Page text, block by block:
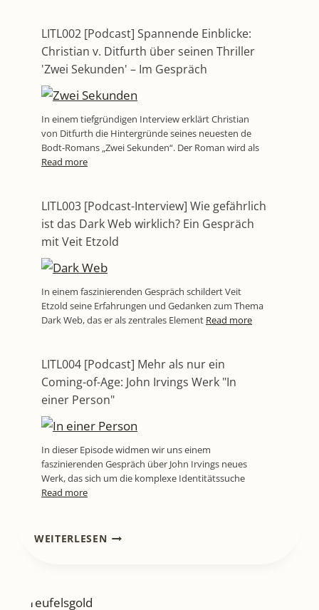
LITL002 [Podcast] Spannende Einblicke:
Christian v. Ditfurth über seinen Thriller
'Zwei Sekunden' – Im Gespräch
In einem tiefgründigen Interview erklärt Christian
von Ditfurth die Hintergründe seines neuesten de
Bodt-Romans „Zwei Sekunden“. Der Roman wird als
Read more
LITL003 [Podcast-Interview] Wie gefährlich
ist das Dark Web wirklich? Ein Gespräch
mit Veit Etzold
In einem faszinierenden Gespräch schildert Veit
Etzold seine Erfahrungen und Gedanken zum Thema
Dark Web, das er als zentrales Element Read more
LITL004 [Podcast] Mehr als nur ein
Coming-of-Age: John Irvings Werk "In
einer Person"
In dieser Episode widmen wir uns einem
faszinierenden Gespräch über John Irvings neues
Werk, das sich um die komplexe Identitätssuche
Read more
WEITERLESENLITL320